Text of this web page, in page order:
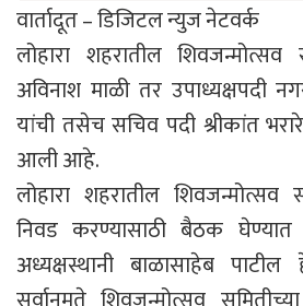
वार्तादूत – डिजिटल न्युज नेटवर्क
लोहारा शहरातील शिवजन्मोत्सव
अविनाश माळी तर
यांची तसेच सचिव पदी श्रीकांत
आली आहे.
लोहारा शहरातील शिवजन्मोत्सव
निवड करण्यासाठी बैठक
अध्यक्षस्थानी बाळासाहेब